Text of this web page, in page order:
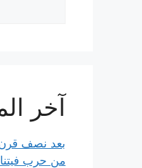
آخر
بعد نصف
من حرب